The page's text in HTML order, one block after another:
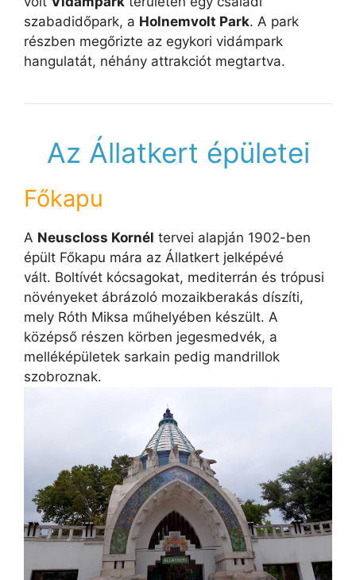
szabadidőpark, a Holnemvolt Park. A park
részben megőrizte az egykori vidámpark
hangulatát, néhány attrakciót megtartva.
Az Állatkert épületei
Főkapu
A Neuscloss Kornél tervei alapján 1902-ben
épült Főkapu mára az Állatkert jelképévé
vált. Boltívét kócsagokat, mediterrán és trópusi
növényeket ábrázoló mozaikberakás díszíti,
mely Róth Miksa műhelyében készült. A
középső részen körben jegesmedvék, a
melléképületek sarkain pedig mandrillok
szobroznak.